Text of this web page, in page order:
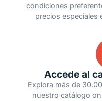
condiciones
precios especiales
Accede al
Explora más de
nuestro catálogo